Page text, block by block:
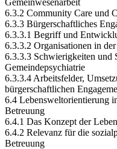
Gemeinwesenarbeit
6.3.2 Community Care und
6.3.3 Bürgerschaftliches
6.3.3.1 Begriff und
6.3.3.2 Organisationen in
6.3.3.3 Schwierigkeiten und
Gemeindepsychiatrie
6.3.3.4 Arbeitsfelder,
bürgerschaftlichen
6.4 Lebensweltorientierung
Betreuung
6.4.1 Das Konzept der
6.4.2 Relevanz für die
Betreuung